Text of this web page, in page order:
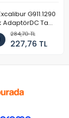
G911.1290
Tamir
Kablosu
284,70 TL
227,76 TL